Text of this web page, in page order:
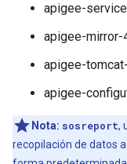
apigee-
apigee-mirror-
apigee-
apigee-
Nota: sosreport,
recopilación de datos